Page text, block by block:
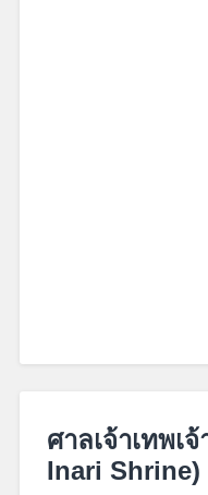
2018
ศาลเจ้าเทพเ
Inari